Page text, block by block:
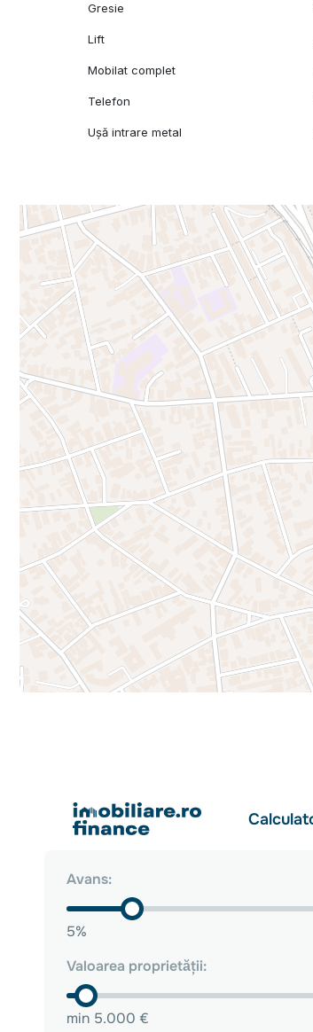
Gresie
Lift
Mobilat complet
Telefon
Ușă intrare metal